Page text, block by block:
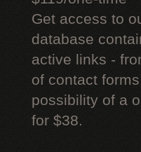
Get access to
database
active links -
of contact
possibility of a
for $38.